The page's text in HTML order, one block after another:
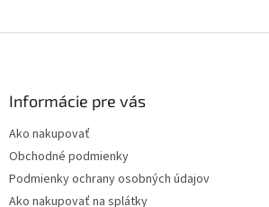
Informácie pre vás
Ako nakupovať
Obchodné podmienky
Podmienky ochrany osobných údajov
Ako nakupovať na splátky